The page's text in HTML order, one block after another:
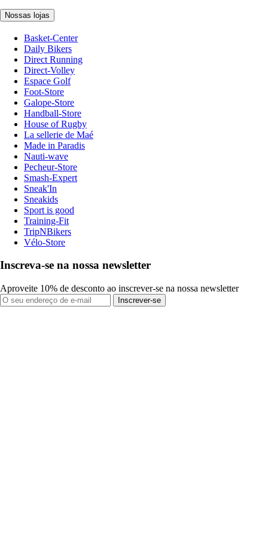
Nossas lojas
Basket-Center
Daily Bikers
Direct Running
Direct-Volley
Espace Golf
Foot-Store
Galope-Store
Handball-Store
House of Rugby
La sellerie de Maé
Made in Paradis
Nauti-wave
Pecheur-Store
Smash-Expert
Sneak'In
Sneakids
Sport is good
Training-Fit
TripNBikers
Vélo-Store
Inscreva-se na nossa newsletter
Aproveite 10% de desconto ao inscrever-se na nossa newsletter
Inscrever-se